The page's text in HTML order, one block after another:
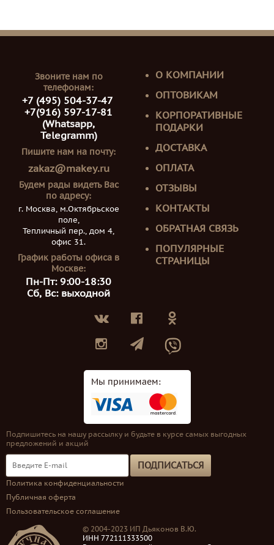
Звоните нам по
телефонам:
+7 (495) 504-37-47
+7(916) 597-17-81
(Whatsapp,
Telegramm)
Пишите нам на почту:
zakaz@makey.ru
Будем рады видеть Вас
по адресу:
г. Москва, м.Октябрьское
поле,
Тепличный пер., дом 4,
офис 31.
График работы офиса в
Москве:
Пн-Пт: 9:00-18:30
Сб, Вс: выходной
О КОМПАНИИ
ОПТОВИКАМ
КОРПОРАТИВНЫЕ
ПОДАРКИ
ДОСТАВКА
ОПЛАТА
ОТЗЫВЫ
КОНТАКТЫ
ОБРАТНАЯ СВЯЗЬ
ПОПУЛЯРНЫЕ
СТРАНИЦЫ
Мы принимаем:
Подпишитесь на нашу рассылку и будьте в курсе самых выгодных
предложений и акций
ПОДПИСАТЬСЯ
Политика конфиденциальности
Публичная оферта
Пользовательское соглашение
© 2004-2023 ИП Дьяконов В.Ю.
ИНН 772111333500